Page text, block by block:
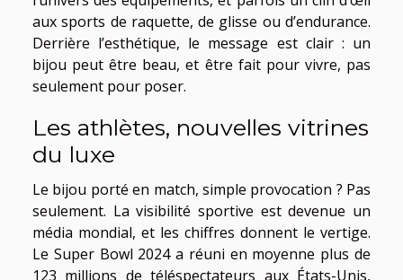
aux sports de raquette, de glisse ou d’endurance.
Derrière l’esthétique, le message est clair : un
bijou peut être beau, et être fait pour vivre, pas
seulement pour poser.
Les athlètes, nouvelles vitrines
du luxe
Le bijou porté en match, simple provocation ? Pas
seulement. La visibilité sportive est devenue un
média mondial, et les chiffres donnent le vertige.
Le Super Bowl 2024 a réuni en moyenne plus de
123 millions de téléspectateurs aux États-Unis,